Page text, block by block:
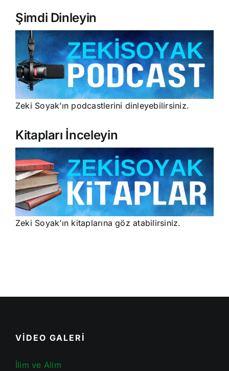
Şimdi Dinleyin
Zeki Soyak’ın podcastlerini dinleyebilirsiniz.
Kitapları İnceleyin
Zeki Soyak’ın kitaplarına göz atabilirsiniz.
VİDEO GALERİ
İlim ve Alim